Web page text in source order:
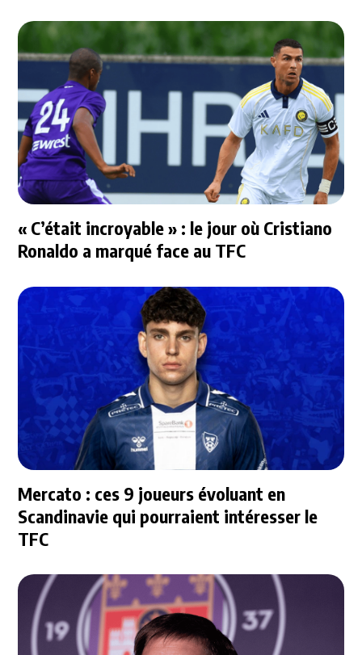
« C’était incroyable » : le jour où Cristiano
Ronaldo a marqué face au TFC
Mercato : ces 9 joueurs évoluant en
Scandinavie qui pourraient intéresser le
TFC